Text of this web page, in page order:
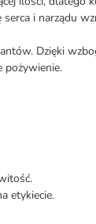
i narządu
Dzięki
pożywienie.
etykiecie.